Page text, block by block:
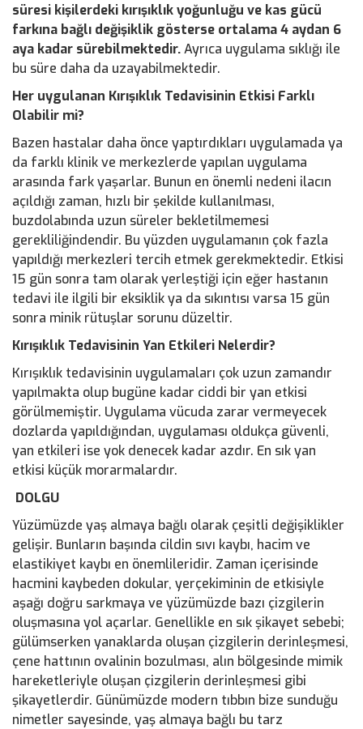
süresi kişilerdeki kırışıklık yoğunluğu ve kas gücü
farkına bağlı değişiklik gösterse ortalama 4 aydan 6
aya kadar sürebilmektedir.Ayrıca uygulama sıklığı ile
bu süre daha da uzayabilmektedir.
Her uygulanan Kırışıklık Tedavisinin Etkisi Farklı
Olabilir mi?
Bazen hastalar daha önce yaptırdıkları uygulamada ya
da farklı klinik ve merkezlerde yapılan uygulama
arasında fark yaşarlar. Bunun en önemli nedeni ilacın
açıldığı zaman, hızlı bir şekilde kullanılması,
buzdolabında uzun süreler bekletilmemesi
gerekliliğindendir. Bu yüzden uygulamanın çok fazla
yapıldığı merkezleri tercih etmek gerekmektedir. Etkisi
15 gün sonra tam olarak yerleştiği için eğer hastanın
tedavi ile ilgili bir eksiklik ya da sıkıntısı varsa 15 gün
sonra minik rütuşlar sorunu düzeltir.
Kırışıklık Tedavisinin Yan Etkileri Nelerdir?
Kırışıklık tedavisinin uygulamaları çok uzun zamandır
yapılmakta olup bugüne kadar ciddi bir yan etkisi
görülmemiştir. Uygulama vücuda zarar vermeyecek
dozlarda yapıldığından, uygulaması oldukça güvenli,
yan etkileri ise yok denecek kadar azdır. En sık yan
etkisi küçük morarmalardır.
DOLGU
Yüzümüzde yaş almaya bağlı olarak çeşitli değişiklikler
gelişir. Bunların başında cildin sıvı kaybı, hacim ve
elastikiyet kaybı en önemlileridir. Zaman içerisinde
hacmini kaybeden dokular, yerçekiminin de etkisiyle
aşağı doğru sarkmaya ve yüzümüzde bazı çizgilerin
oluşmasına yol açarlar. Genellikle en sık şikayet sebebi;
gülümserken yanaklarda oluşan çizgilerin derinleşmesi,
çene hattının ovalinin bozulması, alın bölgesinde mimik
hareketleriyle oluşan çizgilerin derinleşmesi gibi
şikayetlerdir. Günümüzde modern tıbbın bize sunduğu
nimetler sayesinde, yaş almaya bağlı bu tarz